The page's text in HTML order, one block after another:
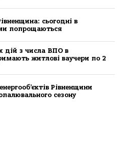
сьогодні в
попрощаються
дій з числа ВПО в
житлові ваучери по 2
Рівненщини
сезону